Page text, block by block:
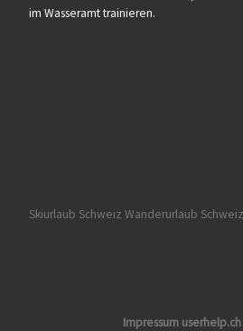
im Wasseramt trainieren.
Skiurlaub Schweiz Wanderurlaub Schweiz
Impressum